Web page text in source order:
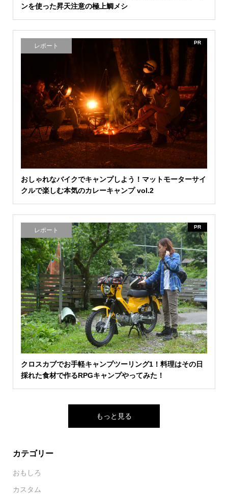
ンを使った昇天注意の極上鯛メシ
レポート PR
おしゃれなバイクでキャンプしよう！マットモーターサイ
クルで楽しむ本気のカレーキャンプ vol.2
レポート PR
クロスカブでお手軽キャンプツーリング1！料理はその日
採れた食材で作るRPGキャンプやってみた！
もっと見る
カテゴリー
おもしろ
カスタム